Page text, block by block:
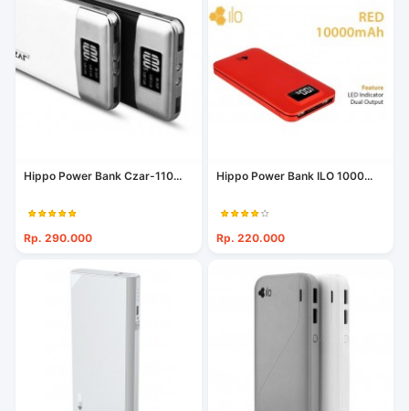
Hippo Power Bank Czar-110...
Rp. 290.000
Hippo Power Bank ILO 1000...
Rp. 220.000